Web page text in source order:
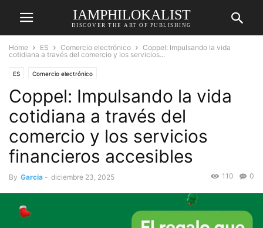
IAMPHILOKALIST
DISCOVER THE ART OF PUBLISHING
Home ES Comercio electrónico
Coppel: Impulsando la vida
cotidiana a través del comercio y los servicios...
ES Comercio electrónico
Coppel: Impulsando la vida
cotidiana a través del
comercio y los servicios
financieros accesibles
By Garcia - diciembre 23, 2025 0
110